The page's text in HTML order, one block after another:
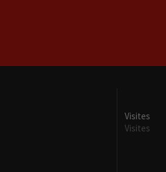
Visites
Visites